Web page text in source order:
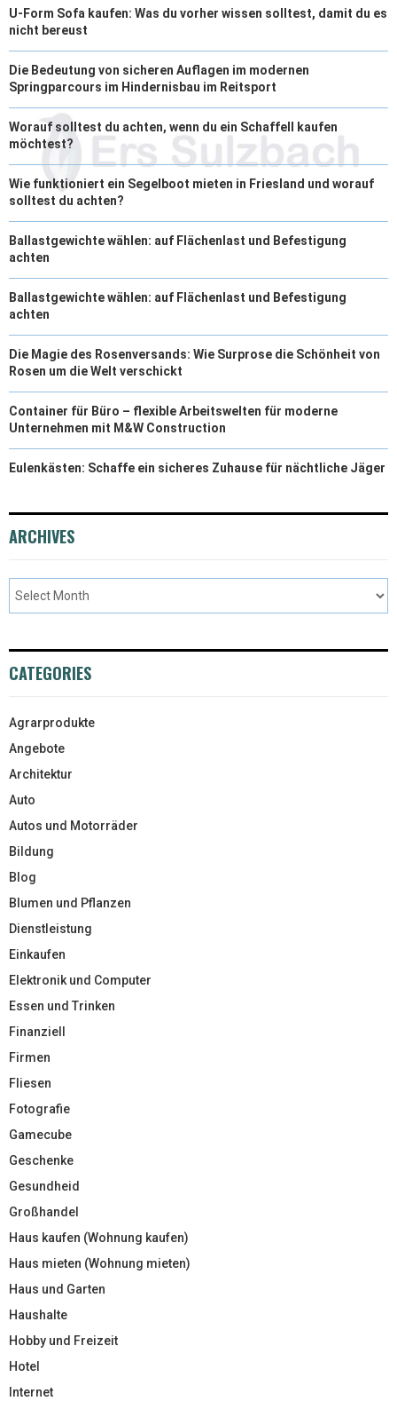
U-Form Sofa kaufen: Was du vorher wissen solltest, damit du es
nicht bereust
Die Bedeutung von sicheren Auflagen im modernen
Springparcours im Hindernisbau im Reitsport
Worauf solltest du achten, wenn du ein Schaffell kaufen
möchtest?
Wie funktioniert ein Segelboot mieten in Friesland und worauf
solltest du achten?
Ballastgewichte wählen: auf Flächenlast und Befestigung
achten
Ballastgewichte wählen: auf Flächenlast und Befestigung
achten
Die Magie des Rosenversands: Wie Surprose die Schönheit von
Rosen um die Welt verschickt
Container für Büro – flexible Arbeitswelten für moderne
Unternehmen mit M&W Construction
Eulenkästen: Schaffe ein sicheres Zuhause für nächtliche Jäger
ARCHIVES
CATEGORIES
Agrarprodukte
Angebote
Architektur
Auto
Autos und Motorräder
Bildung
Blog
Blumen und Pflanzen
Dienstleistung
Einkaufen
Elektronik und Computer
Essen und Trinken
Finanziell
Firmen
Fliesen
Fotografie
Gamecube
Geschenke
Gesundheid
Großhandel
Haus kaufen (Wohnung kaufen)
Haus mieten (Wohnung mieten)
Haus und Garten
Haushalte
Hobby und Freizeit
Hotel
Internet